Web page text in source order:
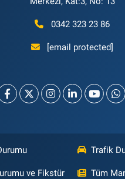
0342 323 23 86
[email protected]
Trafik
ve Fikstür Tüm